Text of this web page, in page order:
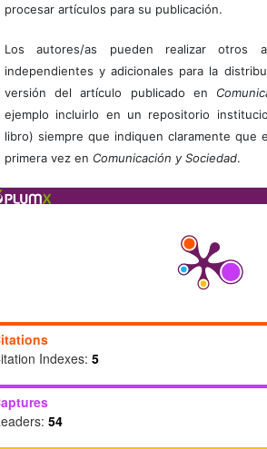
procesar artículos para su publicación.
Los autores/as pueden realizar otros
independientes y adicionales para la
versión del artículo publicado en
ejemplo incluirlo en un repositorio
libro) siempre que indiquen claramente que
primera vez en Comunicación y Sociedad.
Indexes: 5
54